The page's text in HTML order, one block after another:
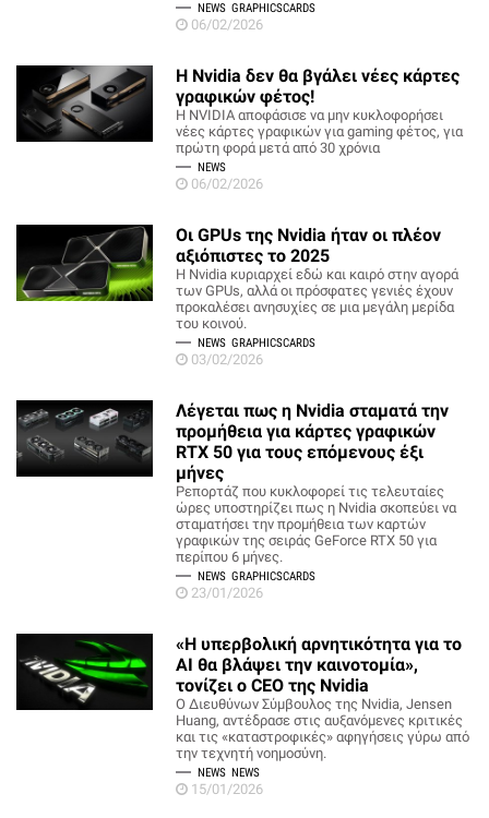
NEWS GRAPHICSCARDS
06/02/2026
Η Nvidia δεν θα βγάλει νέες κάρτες
γραφικών φέτος!
Η NVIDIA αποφάσισε να μην κυκλοφορήσει
νέες κάρτες γραφικών για gaming φέτος, για
πρώτη φορά μετά από 30 χρόνια
NEWS
06/02/2026
Οι GPUs της Nvidia ήταν οι πλέον
αξιόπιστες το 2025
Η Nvidia κυριαρχεί εδώ και καιρό στην αγορά
των GPUs, αλλά οι πρόσφατες γενιές έχουν
προκαλέσει ανησυχίες σε μια μεγάλη μερίδα
του κοινού.
NEWS GRAPHICSCARDS
03/02/2026
Λέγεται πως η Nvidia σταματά την
προμήθεια για κάρτες γραφικών
RTX 50 για τους επόμενους έξι
μήνες
Ρεπορτάζ που κυκλοφορεί τις τελευταίες
ώρες υποστηρίζει πως η Nvidia σκοπεύει να
σταματήσει την προμήθεια των καρτών
γραφικών της σειράς GeForce RTX 50 για
περίπου 6 μήνες.
NEWS GRAPHICSCARDS
23/01/2026
«Η υπερβολική αρνητικότητα για το
AI θα βλάψει την καινοτομία»,
τονίζει ο CEO της Nvidia
Ο Διευθύνων Σύμβουλος της Nvidia, Jensen
Huang, αντέδρασε στις αυξανόμενες κριτικές
και τις «καταστροφικές» αφηγήσεις γύρω από
την τεχνητή νοημοσύνη.
NEWS NEWS
15/01/2026